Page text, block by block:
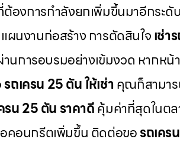
องการกำลังยกเพิ่มขึ้นมาอีกระดั
ผนงานก่อสร้าง การตัดสินใจเช่า
นการอบรมอย่างเข้มงวด หากหน้
รถเครน 25 ตัน ให้เช่าคุณก็สามา
รน 25 ตัน ราคาดีคุ้มค่าที่สุดในต
คอนกรีตเพิ่มขึ้น ติดต่อขอรถเคร